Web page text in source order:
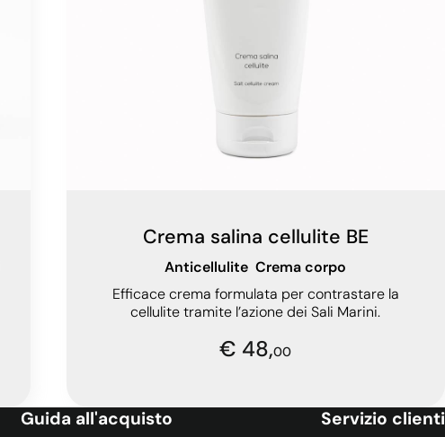
Crema salina cellulite BE
Anticellulite Crema corpo
Efficace crema formulata per contrastare la
cellulite tramite l’azione dei Sali Marini.
€ 48,00
Guida all'acquisto Servizio clienti